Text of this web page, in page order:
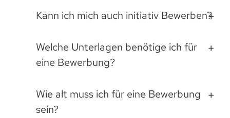
Kann ich mich auch initiativ Bewerben?
Welche Unterlagen benötige ich für
eine Bewerbung?
Wie alt muss ich für eine Bewerbung
sein?